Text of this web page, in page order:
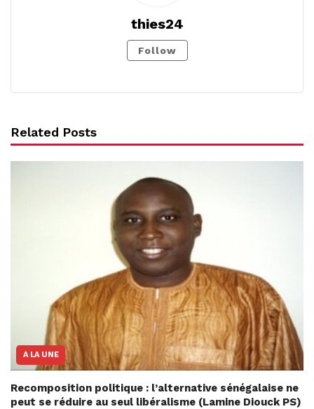
thies24
Follow
Related Posts
A LA UNE
Recomposition politique : l’alternative sénégalaise ne
peut se réduire au seul libéralisme (Lamine Diouck PS)